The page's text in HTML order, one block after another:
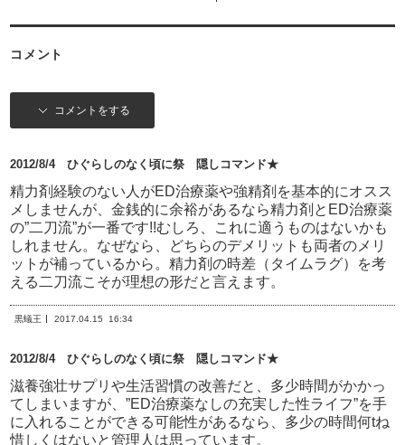
コメント
コメントをする
2012/8/4 ひぐらしのなく頃に祭 隠しコマンド★
精力剤経験のない人がED治療薬や強精剤を基本的にオスス
メしませんが、金銭的に余裕があるなら精力剤とED治療薬
の”二刀流”が一番です!!むしろ、これに適うものはないかも
しれません。なぜなら、どちらのデメリットも両者のメリ
ットが補っているから。精力剤の時差（タイムラグ）を考
える二刀流こそが理想の形だと言えます。
黒蟻王 2017.04.15 16:34
2012/8/4 ひぐらしのなく頃に祭 隠しコマンド★
滋養強壮サプリや生活習慣の改善だと、多少時間がかかっ
てしまいますが、”ED治療薬なしの充実した性ライフ”を手
に入れることができる可能性があるなら、多少の時間何tね
惜しくはないと管理人は思っています。